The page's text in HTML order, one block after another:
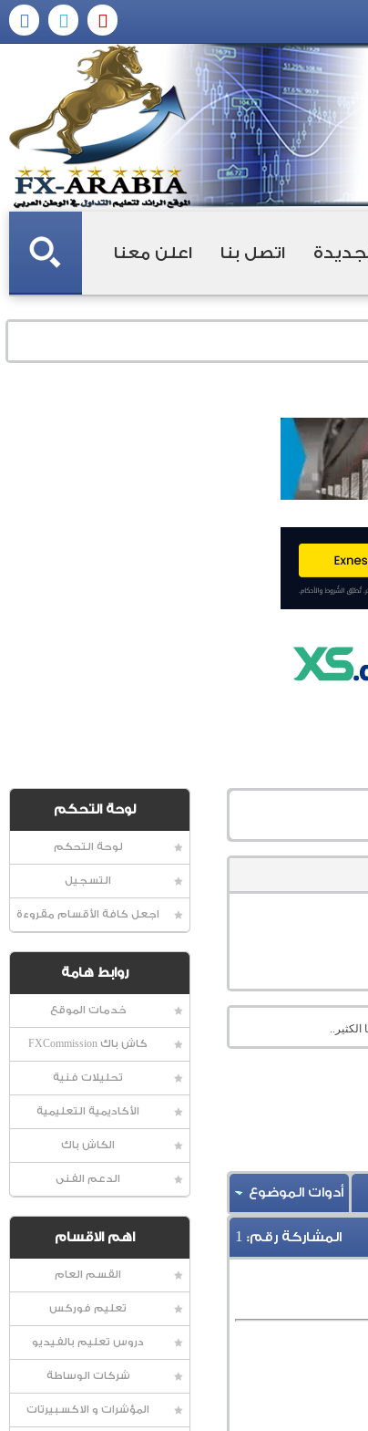
اتصل بنا اعلن معنا
لوحة التحكم
لوحة التحكم
التسجيل
اجعل كافة الأقسام مقروءة
روابط هامة
خدمات الموقع
كاش باك FXCommission
تحليلات فنية
الأكاديمية التعليمية
الكاش باك
الدعم الفنى
اهم الاقسام
القسم العام
تعليم فوركس
دروس تعليم بالفيديو
شركات الوساطة
المؤشرات و الاكسبيرتات
الكثير..
أدوات الموضوع
المشاركة رقم: 1